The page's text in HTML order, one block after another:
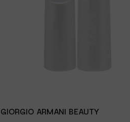
GIORGIO ARMANI BEAUTY